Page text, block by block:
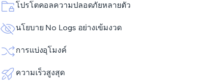
โปรโตคอลความปลอดภัยหลายตัว
นโยบาย No Logs อย่างเข้มงวด
การแบ่งอุโมงค์
ความเร็วสูงสุด